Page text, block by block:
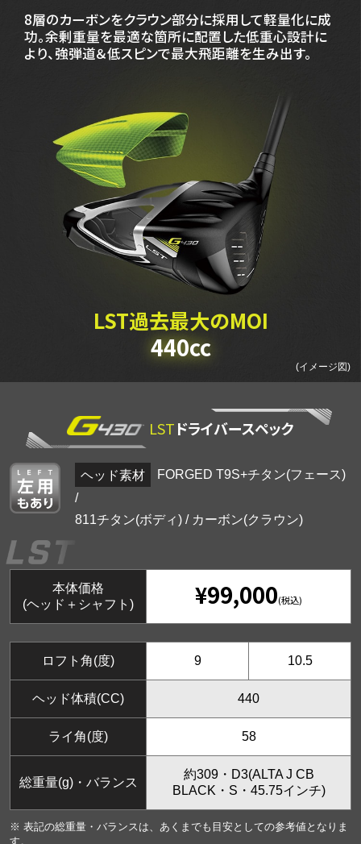
LST過去最大のMOI
440cc
8層のカーボンをクラウン部分に採用して軽量化に成
功。余剰重量を最適な箇所に配置した低重心設計に
より、強弾道＆低スピンで最大飛距離を生み出す。
(イメージ図)
LSTドライバースペック
ヘッド素材
FORGED T9S+チタン(フェース)
/
811チタン(ボディ) / カーボン(クラウン)
本体価格
(ヘッド＋シャフト)
¥99,000(税込)
ロフト角(度) 9 10.5
ヘッド体積(CC) 440
ライ角(度) 58
総重量(g)・バランス
約309・D3(ALTA J CB
BLACK・S・45.75インチ)
※ 表記の総重量・バランスは、あくまでも目安としての参考値となりま
す。